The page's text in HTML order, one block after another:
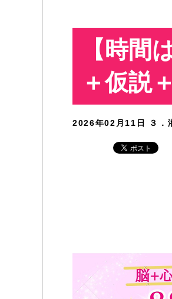
【時間
＋仮説
2026年02月11日 ３．